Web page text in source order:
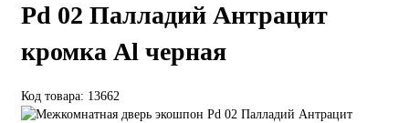
Pd 02 Палладий Антрацит
кромка Al черная
Код товара: 13662